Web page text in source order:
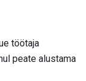
töötaja
peate alustama